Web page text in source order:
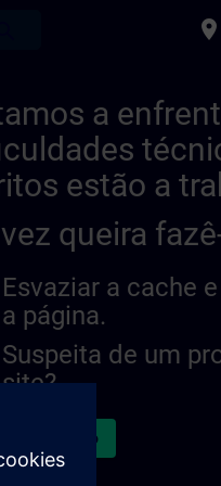
place
a
estão a
queira
Esvaziar a cache
a página.
Suspeita de um
site?
a questão